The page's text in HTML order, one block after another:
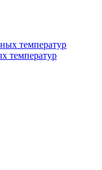
температур